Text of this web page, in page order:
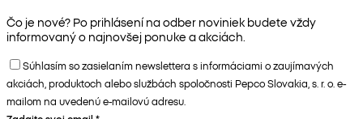
Čo je nové? Po prihlásení na odber noviniek budete vždy
informovaný o najnovšej ponuke a akciách.
Súhlasím so zasielaním newslettera s informáciami o zaujímavých
akciách, produktoch alebo službách spoločnosti Pepco Slovakia, s. r. o. e-
mailom na uvedenú e-mailovú adresu.